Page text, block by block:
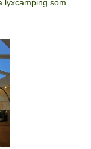
lyxcamping som